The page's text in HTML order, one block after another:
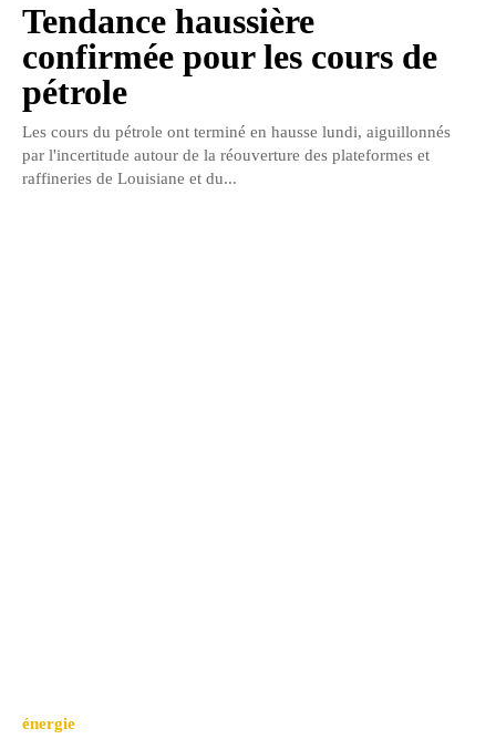
Tendance haussière
confirmée pour les cours de
pétrole
Les cours du pétrole ont terminé en hausse lundi, aiguillonnés
par l'incertitude autour de la réouverture des plateformes et
raffineries de Louisiane et du...
énergie